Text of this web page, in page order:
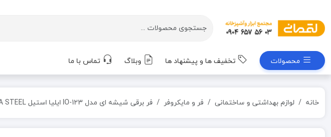
محصولات تخفیف ها و پیشنهاد ها وبلاگ تماس با ما
خانه لوازم بهداشتی و ساختمانی فر و مایکروفر فر برقی شیشه ای مدل IO-123 ایلیا استیل ILIA STEEL